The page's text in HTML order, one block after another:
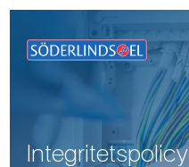
Integritetspolicy